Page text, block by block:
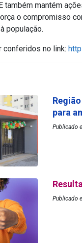
também mantém
o compromisso
população.
no link:
para
Publicado
Publicado